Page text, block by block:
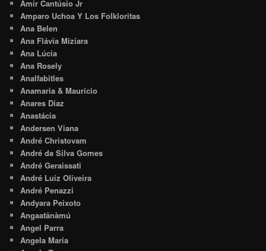
Amir Cantúsio Jr
Amparo Uchoa Y Los Folkloritas
Ana Belen
Ana Flávia Miziara
Ana Lúcia
Ana Rosely
Analfabitles
Anamaria & Maurício
Anares Diaz
Anastácia
Andersen Viana
André Christovam
André da Silva Gomes
André Geraissati
André Luiz Oliveira
André Penazzi
Andyara Peixoto
Angaatãnàmú
Angel Parra
Angela Maria